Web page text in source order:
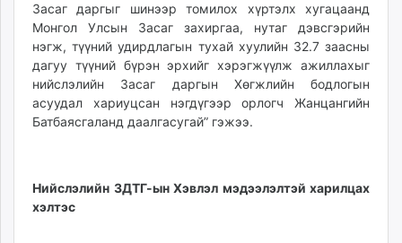
Засаг даргыг шинээр томилох хүртэлх хугацаанд
Монгол Улсын Засаг захиргаа, нутаг дэвсгэрийн
нэгж, түүний удирдлагын тухай хуулийн 32.7 заасны
дагуу түүний бүрэн эрхийг хэрэгжүүлж ажиллахыг
нийслэлийн Засаг даргын Хөгжлийн бодлогын
асуудал хариуцсан нэгдүгээр орлогч Жанцангийн
Батбаясгаланд даалгасугай” гэжээ.
Нийслэлийн ЗДТГ-ын Хэвлэл мэдээлэлтэй харилцах
хэлтэс